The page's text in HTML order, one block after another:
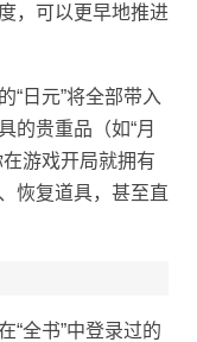
，可以更早地推进
“日元”将全部带入
的贵重品（如“月
游戏开局就拥有
恢复道具，甚至直
“全书”中登录过的